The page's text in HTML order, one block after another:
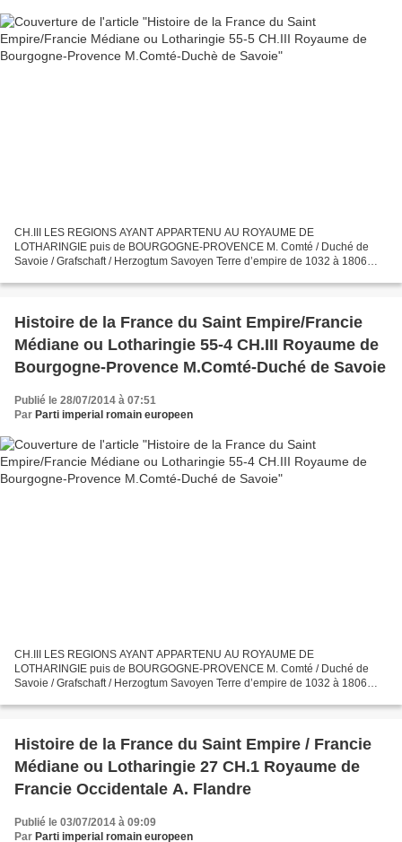
CH.III LES REGIONS AYANT APPARTENU AU ROYAUME DE
LOTHARINGIE puis de BOURGOGNE-PROVENCE M. Comté / Duché de
Savoie / Grafschaft / Herzogtum Savoyen Terre d’empire de 1032 à 1806
Histoire de la France du Saint Empire/Francie
Médiane ou Lotharingie 55-4 CH.III Royaume de
Bourgogne-Provence M.Comté-Duché de Savoie
Publié le 28/07/2014 à 07:51
Par Parti imperial romain europeen
CH.III LES REGIONS AYANT APPARTENU AU ROYAUME DE
LOTHARINGIE puis de BOURGOGNE-PROVENCE M. Comté / Duché de
Savoie / Grafschaft / Herzogtum Savoyen Terre d’empire de 1032 à 1806
Histoire de la France du Saint Empire / Francie
Médiane ou Lotharingie 27 CH.1 Royaume de
Francie Occidentale A. Flandre
Publié le 03/07/2014 à 09:09
Par Parti imperial romain europeen